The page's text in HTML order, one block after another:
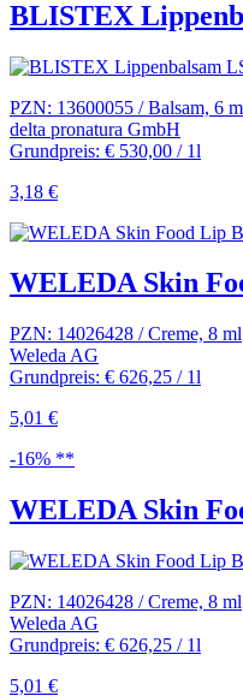
BLISTEX
PZN: 13600055 / Balsam, 6
delta pronatura GmbH
Grundpreis: € 530,00 / 1l
3,18 €
WELEDA Skin
PZN: 14026428 / Creme, 8 ml
Weleda AG
Grundpreis: € 626,25 / 1l
5,01 €
-16% **
WELEDA Skin
PZN: 14026428 / Creme, 8 ml
Weleda AG
Grundpreis: € 626,25 / 1l
5,01 €